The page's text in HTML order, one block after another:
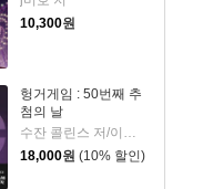
10,300원
헝거게임 : 50번째 추
첨의 날
수잔 콜린스 저/이원열 역
18,000원 (10% 할인)